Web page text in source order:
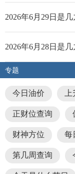
2026年6月29日是
2026年6月28日是
专题
今日油价
正财位查询
财神方位 每
第几周查询